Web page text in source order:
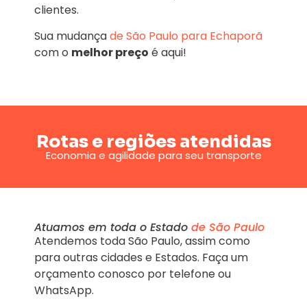
clientes.
Sua mudançade São Paulo para Echaporã
com o melhor preço é aqui!
Rotas e regiões atendidas
Economia e agilidade para seu transporte
Atuamos em toda o Estado de São Paulo
Atendemos toda São Paulo, assim como
para outras cidades e Estados. Faça um
orçamento conosco por telefone ou
WhatsApp.